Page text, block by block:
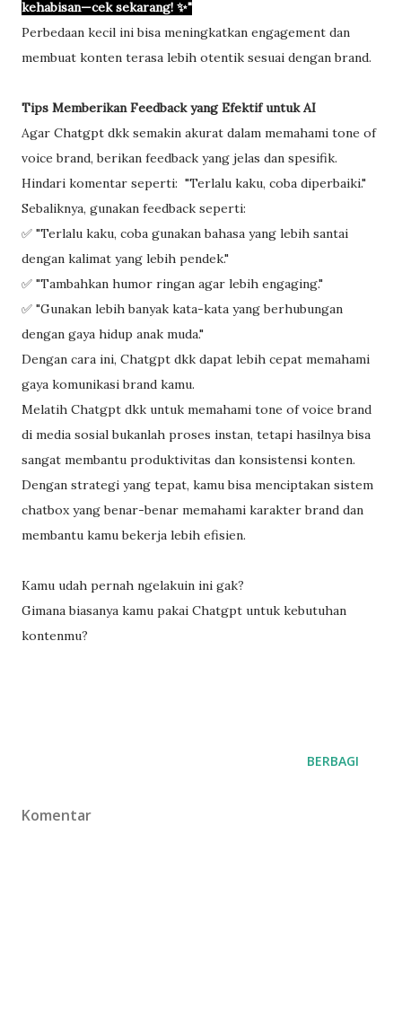
kehabisan—cek sekarang! ✨"
Perbedaan kecil ini bisa meningkatkan engagement dan
membuat konten terasa lebih otentik sesuai dengan brand.
Tips Memberikan Feedback yang Efektif untuk AI
Agar Chatgpt dkk semakin akurat dalam memahami tone of
voice brand, berikan feedback yang jelas dan spesifik.
Hindari komentar seperti: "Terlalu kaku, coba diperbaiki."
Sebaliknya, gunakan feedback seperti:
✅ "Terlalu kaku, coba gunakan bahasa yang lebih santai
dengan kalimat yang lebih pendek."
✅ "Tambahkan humor ringan agar lebih engaging."
✅ "Gunakan lebih banyak kata-kata yang berhubungan
dengan gaya hidup anak muda."
Dengan cara ini, Chatgpt dkk dapat lebih cepat memahami
gaya komunikasi brand kamu.
Melatih Chatgpt dkk untuk memahami tone of voice brand
di media sosial bukanlah proses instan, tetapi hasilnya bisa
sangat membantu produktivitas dan konsistensi konten.
Dengan strategi yang tepat, kamu bisa menciptakan sistem
chatbox yang benar-benar memahami karakter brand dan
membantu kamu bekerja lebih efisien.
Kamu udah pernah ngelakuin ini gak?
Gimana biasanya kamu pakai Chatgpt untuk kebutuhan
kontenmu?
BERBAGI
Komentar